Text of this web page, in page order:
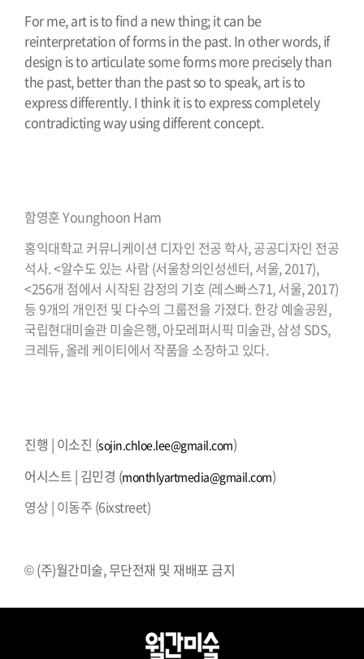
For me, art is to find a new thing; it can be
reinterpretation of forms in the past. In other words, if
design is to articulate some forms more precisely than
the past, better than the past so to speak, art is to
express differently. I think it is to express completely
contradicting way using different concept.
함영훈 Younghoon Ham
홍익대학교 커뮤니케이션 디자인 전공 학사, 공공디자인 전공
석사. <알수도 있는 사람 (서울창의인성센터, 서울, 2017),
<256개 점에서 시작된 감정의 기호 (레스빠스71, 서울, 2017)
등 9개의 개인전 및 다수의 그룹전을 가졌다. 한강 예술공원,
국립현대미술관 미술은행, 아모레퍼시픽 미술관, 삼성 SDS,
크레듀, 올레 케이티에서 작품을 소장하고 있다.
진행 | 이소진 (sojin.chloe.lee@gmail.com)
어시스트 | 김민경 (monthlyartmedia@gmail.com)
영상 | 이동주 (6ixstreet)
© (주)월간미술, 무단전재 및 재배포 금지